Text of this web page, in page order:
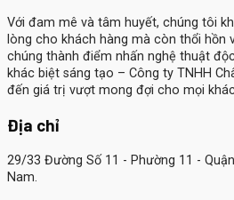
Với đam mê và tâm huyết, chúng tôi
lòng cho khách hàng mà còn thổi hồn
chúng thành điểm nhấn nghệ thuật
khác biệt sáng tạo – Công ty TNHH
đến giá trị vượt mong đợi cho mọi
Địa chỉ
29/33 Đường Số 11 - Phường 11 -
Nam.